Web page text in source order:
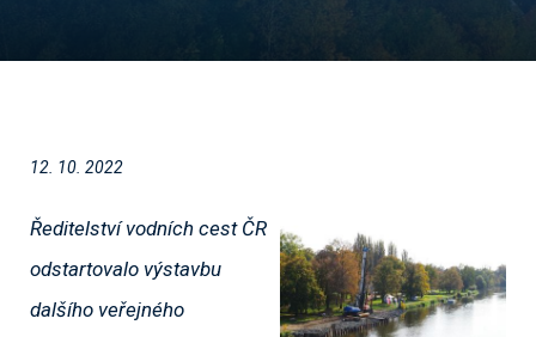
12. 10. 2022
Ředitelství vodních cest ČR
odstartovalo výstavbu
dalšího veřejného